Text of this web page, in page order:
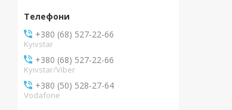
+380 (68) 527-22-66
Kyivstar
+380 (68) 527-22-66
Kyivstar/Viber
+380 (50) 528-27-64
Vodafone